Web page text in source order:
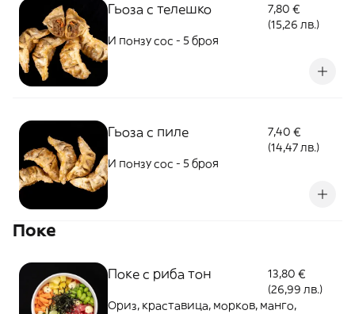
Гьоза с телешко
7,80 €
(15,26 лв.)
И понзу сос - 5 броя
Гьоза с пиле
7,40 €
(14,47 лв.)
И понзу сос - 5 броя
Поке
Поке с риба тон
13,80 €
(26,99 лв.)
Ориз, краставица, морков, манго,